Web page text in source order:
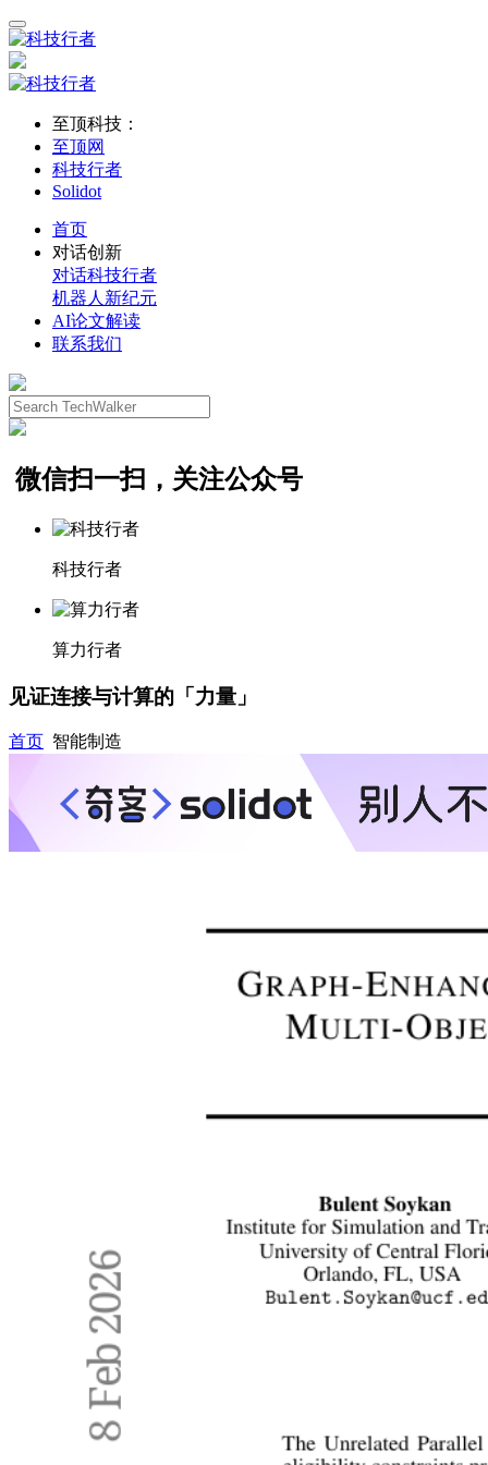
至顶科技：
至顶网
科技行者
Solidot
首页
对话创新
对话科技行者
机器人新纪元
AI论文解读
联系我们
微信扫一扫，关注公众号
科技行者
算力行者
见证连接与计算的「力量」
首页 智能制造